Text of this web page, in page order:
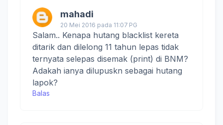
mahadi
20 Mei 2016 pada 11:07 PG
Salam.. Kenapa hutang blacklist kereta
ditarik dan dilelong 11 tahun lepas tidak
ternyata selepas disemak (print) di BNM?
Adakah ianya dilupuskn sebagai hutang
lapok?
Balas